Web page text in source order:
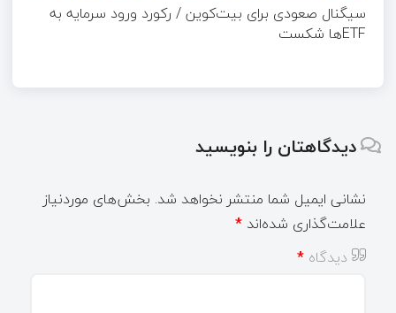
سیگنال صعودی برای بیت‌کوین / رکورد ورود سرمایه به
ETFها شکست
دیدگاهتان را بنویسید
نشانی ایمیل شما منتشر نخواهد شد. بخش‌های موردنیاز
علامت‌گذاری شده‌اند *
دیدگاه *